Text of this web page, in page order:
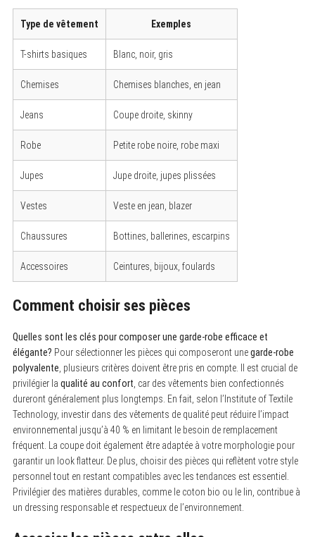
Type de vêtement Exemples
T-shirts basiques Blanc, noir, gris
Chemises Chemises blanches, en jean
Jeans Coupe droite, skinny
Robe Petite robe noire, robe maxi
Jupes Jupe droite, jupes plissées
Vestes Veste en jean, blazer
Chaussures Bottines, ballerines, escarpins
Accessoires Ceintures, bijoux, foulards
Comment choisir ses pièces
Quelles sont les clés pour composer une garde-robe efficace et
élégante? Pour sélectionner les pièces qui composeront unegarde-robe
polyvalente , plusieurs critères doivent être pris en compte. Il est crucial de
privilégier la qualité au confort , car des vêtements bien confectionnés
dureront généralement plus longtemps. En fait, selon l’Institute of Textile
Technology, investir dans des vêtements de qualité peut réduire l’impact
environnemental jusqu’à 40 % en limitant le besoin de remplacement
fréquent. La coupe doit également être adaptée à votre morphologie pour
garantir un look flatteur. De plus, choisir des pièces qui reflètent votre style
personnel tout en restant compatibles avec les tendances est essentiel.
Privilégier des matières durables, comme le coton bio ou le lin, contribue à
un dressing responsable et respectueux de l’environnement.